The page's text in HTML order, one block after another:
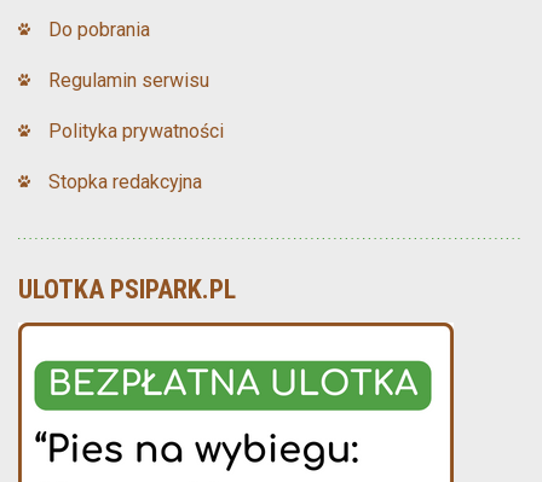
Do pobrania
Regulamin serwisu
Polityka prywatności
Stopka redakcyjna
ULOTKA PSIPARK.PL